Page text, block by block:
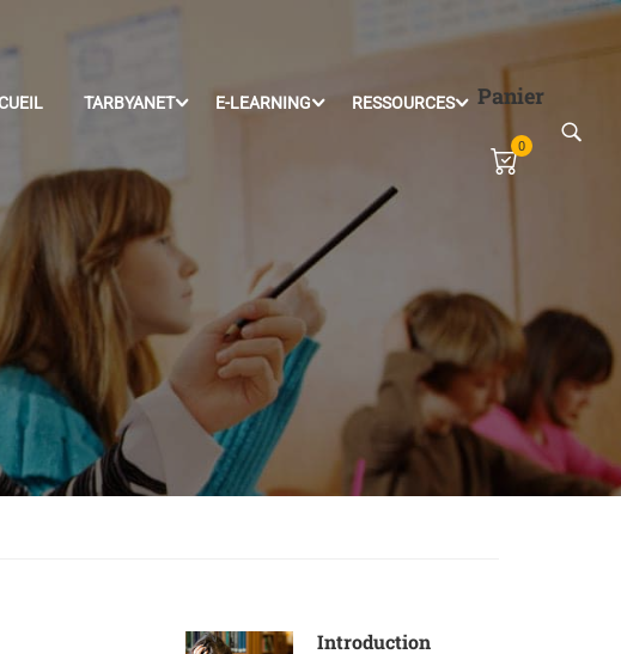
TARBYANET E-LEARNING RESSOURCES Panier
0
Introduction